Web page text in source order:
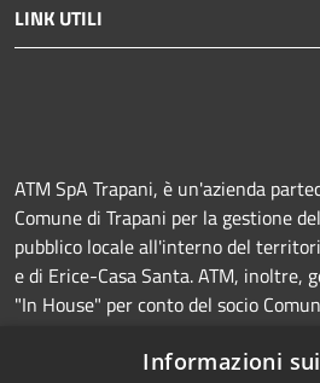
LINK UTILI
ATM SpA Trapani, è un'azienda
Comune di Trapani per la gestione
pubblico locale all'interno del
e di Erice-Casa Santa. ATM, inoltre,
"In House" per conto del socio
manutenzione della segnaletica
Informazioni